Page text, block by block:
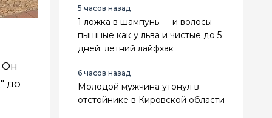
Он
до
5 часов назад
1 ложка в шампунь — и волосы
пышные как у льва и чистые до 5
дней: летний лайфхак
6 часов назад
Молодой мужчина утонул в
отстойнике в Кировской области